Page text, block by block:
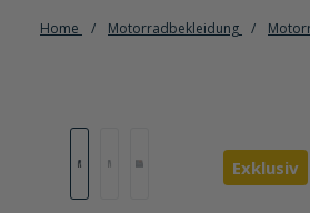
Home Motorradbekleidung
Exklusiv